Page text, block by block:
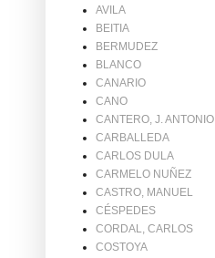
AVILA
BEITIA
BERMUDEZ
BLANCO
CANARIO
CANO
CANTERO, J. ANTONIO
CARBALLEDA
CARLOS DULA
CARMELO NUÑEZ
CASTRO, MANUEL
CÉSPEDES
CORDAL, CARLOS
COSTOYA